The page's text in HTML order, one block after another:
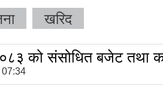
खरिद
को संसोधित बजेट तथा